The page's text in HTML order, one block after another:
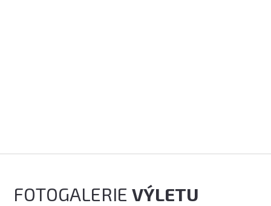
FOTOGALERIEVÝLETU